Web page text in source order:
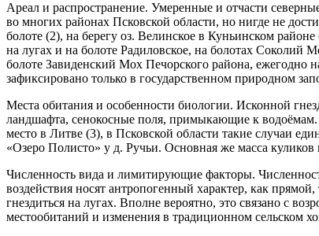
Ареал и распространение. Умеренные и от­части
во многих районах Псковской об­ласти, но нигде не
болоте (2), на бе­регу оз. Велинское в Куньинском
на лугах и на болоте Радиловское, на болотах
болоте Завиденский Мох Печорского района, ежегодно
зафиксировано только в государ­ственном природном
Места обитания и особенности биологии. Ис­конной
ландшафта, сенокосные поля, примыкаю­щие к водоёмам.
место в Литве (3), в Псковской области такие случаи
«Озеро Полисто» у д. Ручьи. Основная же масса куликов
Численность вида и лимитирую­щие факторы.
воздействия носят антропогенный характер, как
гнездиться на лугах. Вполне вероят­но, это связано с
местообитаний и изменения в традици­онном сельском